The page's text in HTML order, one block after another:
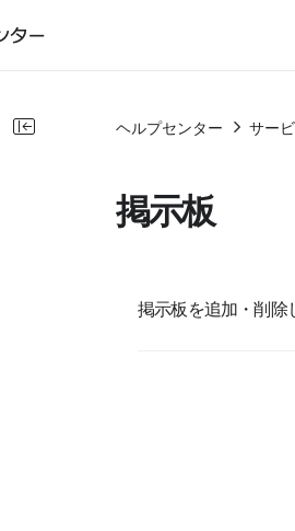
ヘルプセンター サー
掲示板
掲示板を追加・削除